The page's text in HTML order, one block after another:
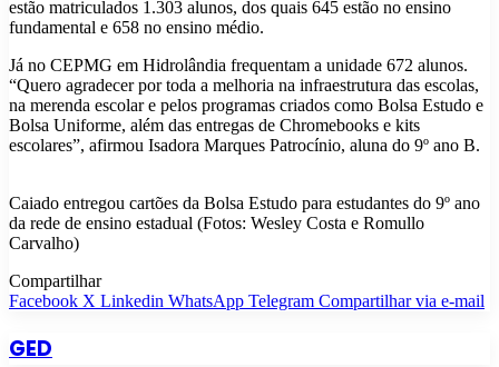
estão matriculados 1.303 alunos, dos quais 645 estão no ensino
fundamental e 658 no ensino médio.
Já no CEPMG em Hidrolândia frequentam a unidade 672 alunos.
“Quero agradecer por toda a melhoria na infraestrutura das escolas,
na merenda escolar e pelos programas criados como Bolsa Estudo e
Bolsa Uniforme, além das entregas de Chromebooks e kits
escolares”, afirmou Isadora Marques Patrocínio, aluna do 9º ano B.
Caiado entregou cartões da Bolsa Estudo para estudantes do 9º ano
da rede de ensino estadual (Fotos: Wesley Costa e Romullo
Carvalho)
Compartilhar
Facebook X Linkedin WhatsApp Telegram Compartilhar via e-mail
GED